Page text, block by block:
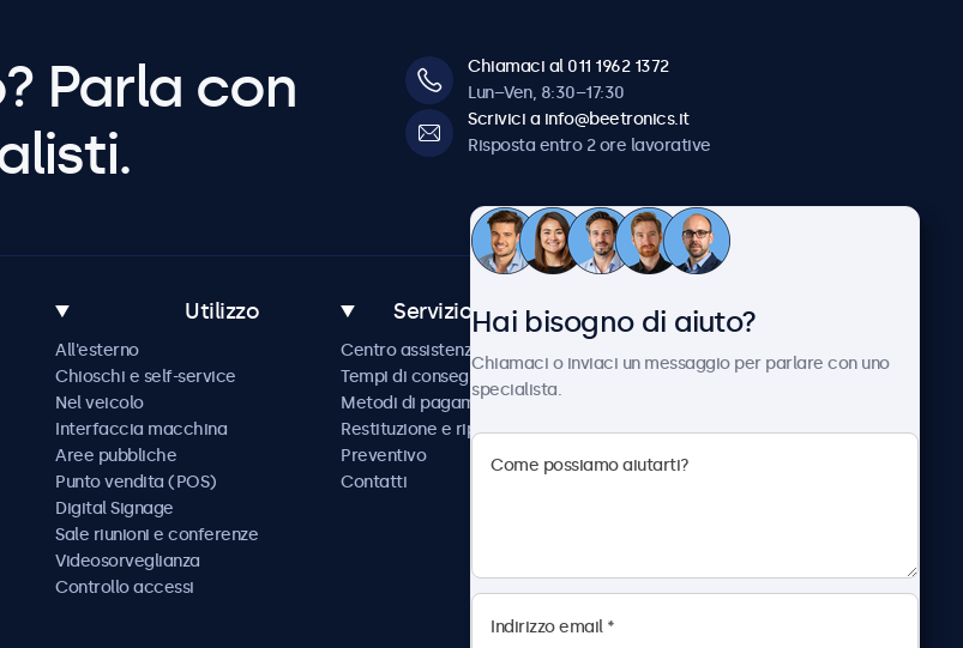
Parla con
Chiamaci al 011 1962 1372
Lun–Ven, 8:30–17:30
Scrivici a info@beetronics.it
Risposta entro 2 ore lavorative
Utilizzo
All'esterno
Chioschi e self-service
Nel veicolo
Interfaccia macchina
Aree pubbliche
Punto vendita (POS)
Digital Signage
Sale riunioni e conferenze
Videosorveglianza
Controllo accessi
Servizio Clienti
Centro assistenza
Tempi di consegna
Metodi di pagamento
Restituzione e riparazione
Preventivo
Contatti
Chi siamo
Notizie e aggiornamenti
Beetronics
Lavora con noi
Hai bisogno di aiuto?
Chiamaci o inviaci un messaggio per parlare con uno
specialista.